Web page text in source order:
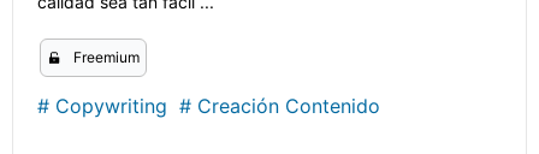
Freemium
# Copywriting # Creación Contenido